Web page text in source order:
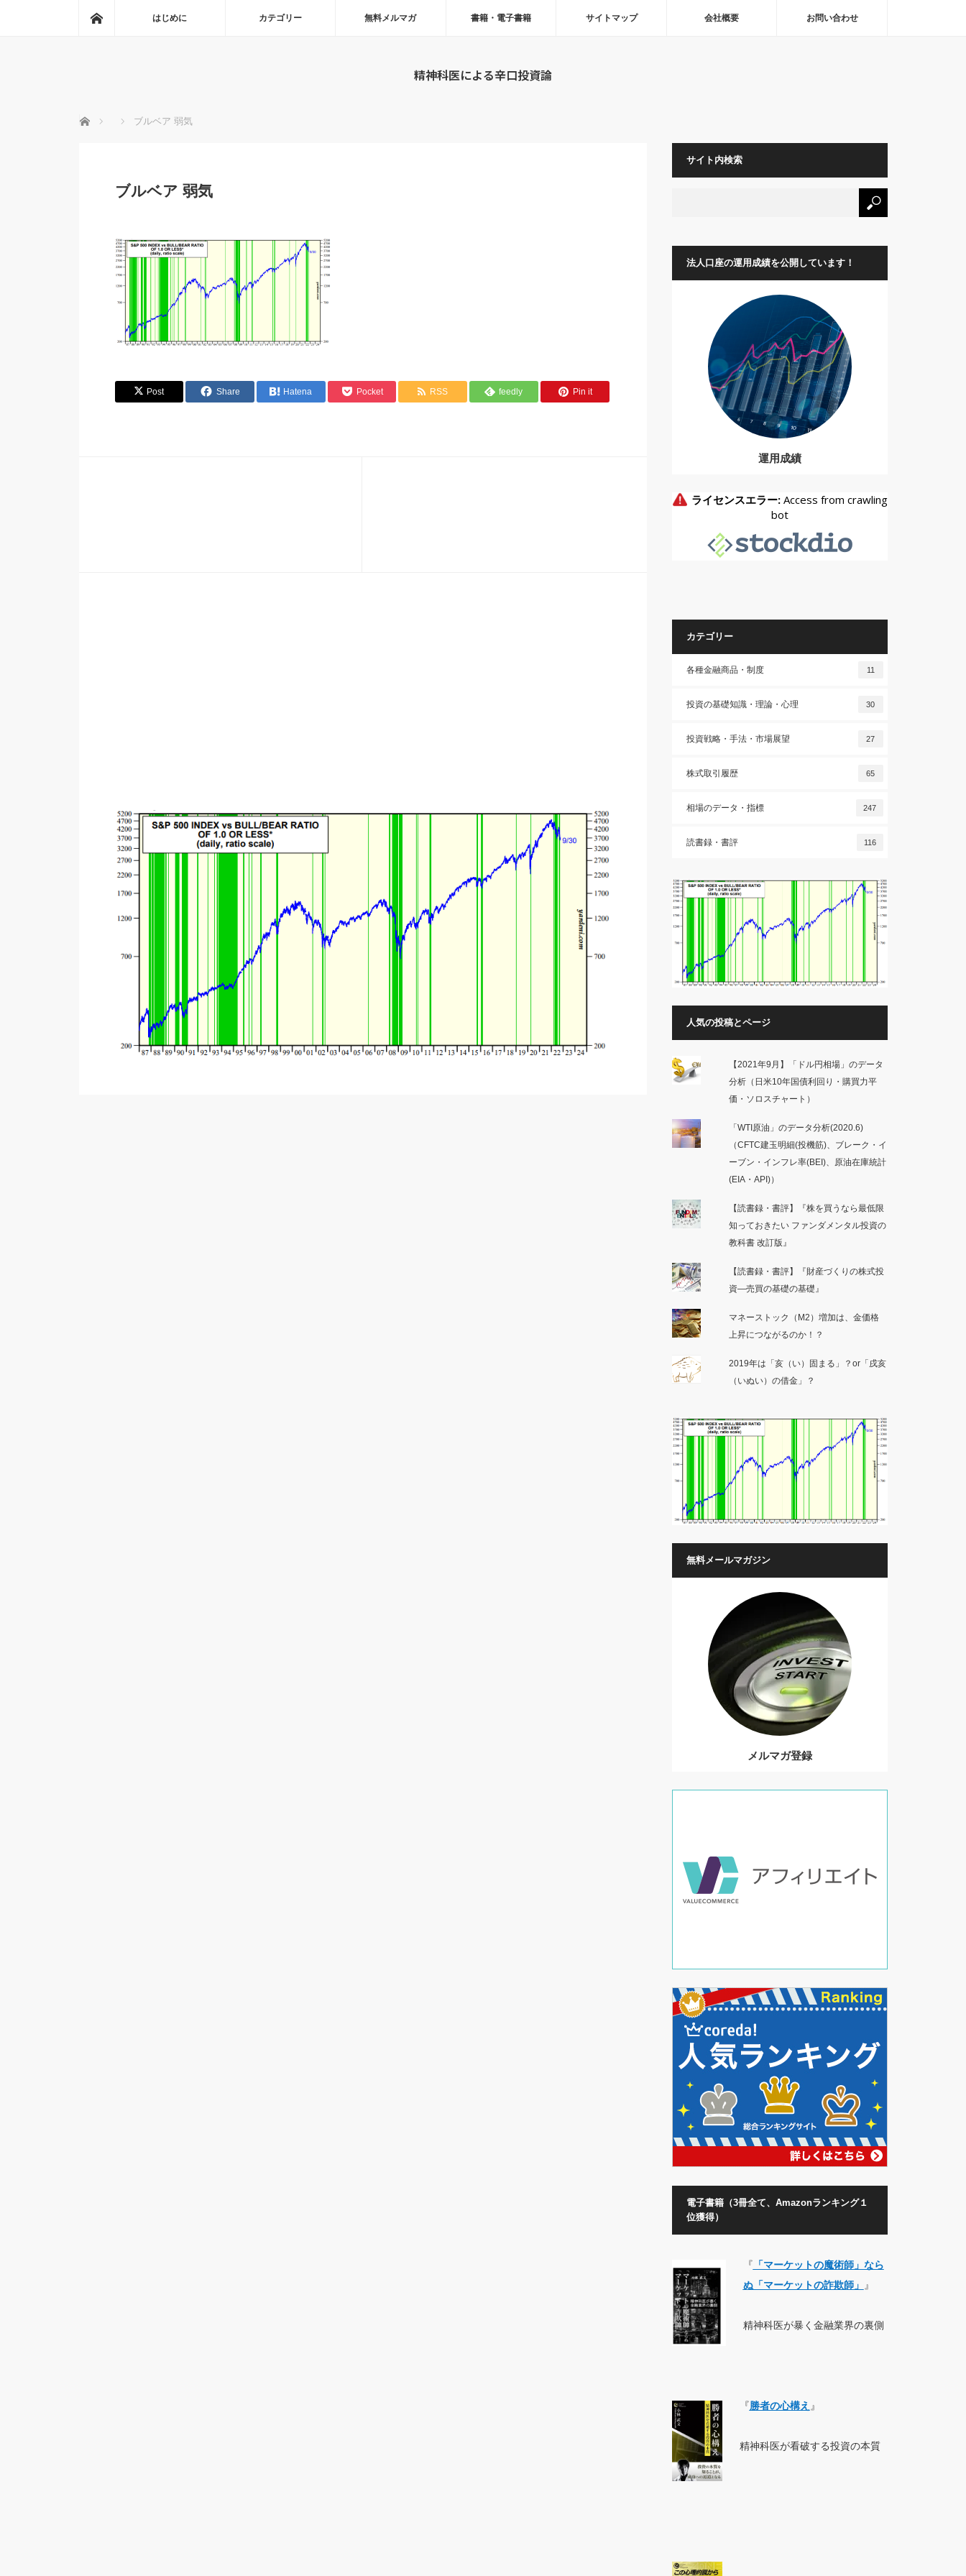
はじめに カテゴリー 無料メルマガ 書籍・電子書籍 サイトマップ 会社概要 お問い合わせ
精神科医による辛口投資論
ホーム ブルベア 弱気
ブルベア 弱気
Post Share Hatena Pocket RSS feedly Pin it
サイト内検索
法人口座の運用成績を公開しています！
運用成績
カテゴリー
各種金融商品・制度 11
投資の基礎知識・理論・心理 30
投資戦略・手法・市場展望 27
株式取引履歴 65
相場のデータ・指標 247
読書録・書評 116
人気の投稿とページ
【2021年9月】「ドル円相場」のデータ
分析（日米10年国債利回り・購買力平
価・ソロスチャート）
「WTI原油」のデータ分析(2020.6)
（CFTC建玉明細(投機筋)、ブレーク・イ
ーブン・インフレ率(BEI)、原油在庫統計
(EIA・API)）
【読書録・書評】『株を買うなら最低限
知っておきたい ファンダメンタル投資の
教科書 改訂版』
【読書録・書評】『財産づくりの株式投
資―売買の基礎の基礎』
マネーストック（M2）増加は、金価格
上昇につながるのか！？
2019年は「亥（い）固まる」？or「戌亥
（いぬい）の借金」？
無料メールマガジン
メルマガ登録
電子書籍（3冊全て、Amazonランキング１
位獲得）
『 「マーケットの魔術師」なら
ぬ「マーケットの詐欺師」
』
精神科医が暴く金融業界の裏側
『勝者の心構え 』
精神科医が看破する投資の本質